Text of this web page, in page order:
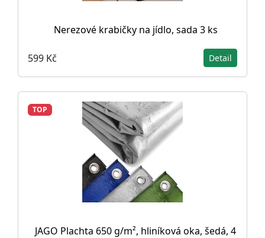
Nerezové krabičky na jídlo, sada 3 ks
599 Kč Detail
TOP
JAGO Plachta 650 g/m², hliníková oka, šedá, 4